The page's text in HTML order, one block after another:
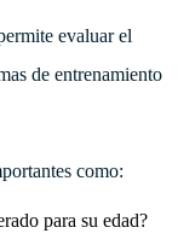
evaluar el
de entrenamiento
como:
para su edad?